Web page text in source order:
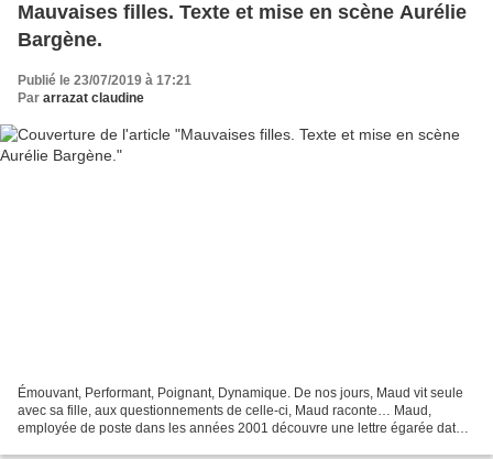
Mauvaises filles. Texte et mise en scène Aurélie
Bargène.
Publié le 23/07/2019 à 17:21
Par arrazat claudine
Émouvant, Performant, Poignant, Dynamique. De nos jours, Maud vit seule
avec sa fille, aux questionnements de celle-ci, Maud raconte… Maud,
employée de poste dans les années 2001 découvre une lettre égarée datant